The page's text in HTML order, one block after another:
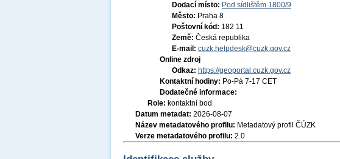
Dodací místo: Pod sídlištěm 1800/9
Město: Praha 8
Poštovní kód: 182 11
Země: Česká republika
E-mail: cuzk.helpdesk@cuzk.gov.cz
Online zdroj
Odkaz: https://geoportal.cuzk.gov.cz
Kontaktní hodiny: Po-Pá 7-17 CET
Dodatečné informace:
Role: kontaktní bod
Datum metadat: 2026-08-07
Název metadatového profilu: Metadatový profil ČÚZK
Verze metadatového profilu: 2.0